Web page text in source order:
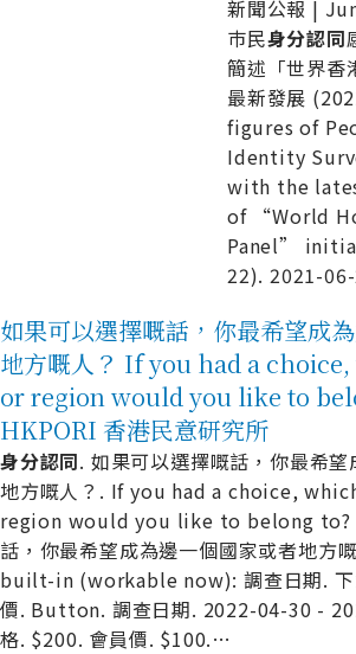
新聞公報 |
巿民身分認同
簡述「世界香
最新發展
figures of
Identity
with the
of “World
Panel”
22). 2021-
如果可以選擇嘅話，你最希望成
地方嘅人？ If you had a
or region would you like to
HKPORI 香港民意研究所
身分認同. 如果可以選擇嘅話，你最希
地方嘅人？. If you had a choice,
region would you like to belong to?
話，你最希望成為邊一個國家或者地方
built-in (workable now): 調查日期. 下
價. Button. 調查日期. 2022-04-30 -
格. $200. 會員價. $100.…